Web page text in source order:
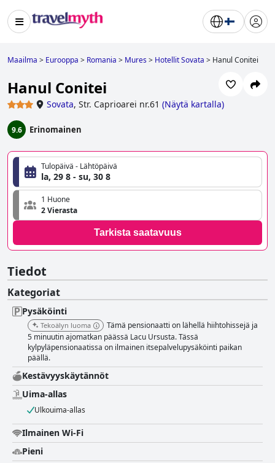
Maailma > Eurooppa > Romania > Mures> Hotellit Sovata > Hanul Conitei
Hanul Conitei
Sovata, Str. Caprioarei nr.61 (Näytä kartalla)
9.6 Erinomainen
Tulopäivä - Lähtöpäivä
la, 29 8 - su, 30 8
1 Huone
2 Vierasta
Tarkista saatavuus
Tiedot
Kategoriat
Pysäköinti
Tekoälyn luoma
Tämä pensionaatti on lähellä hiihtohissejä ja
5 minuutin ajomatkan päässä Lacu Ursusta. Tässä
kylpyläpensionaatissa on ilmainen itsepalvelupysäköinti paikan
päällä.
Kestävyyskäytännöt
Uima-allas
Ulkouima-allas
Ilmainen Wi-Fi
Pieni